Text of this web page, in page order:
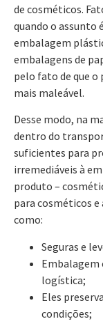
de cosméticos.
quando o assunto
embalagem
embalagens de
pelo fato de que
mais maleável.
Desse modo, na
dentro do
suficientes para
irremediáveis à
produto –
para cosméticos
como:
Seguras e
Embalagem
logística;
Eles
condições;